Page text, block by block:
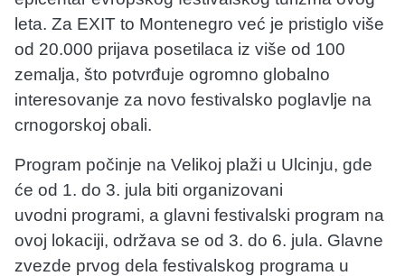
leta. Za EXIT to Montenegro već je pristiglo više
od 20.000 prijava posetilaca iz više od 100
zemalja, što potvrđuje ogromno globalno
interesovanje za novo festivalsko poglavlje na
crnogorskoj obali.
Program počinje na Velikoj plaži u Ulcinju, gde
će od 1. do 3. jula biti organizovani
uvodni programi, a glavni festivalski program na
ovoj lokaciji, održava se od 3. do 6. jula. Glavne
zvezde prvog dela festivalskog programa u